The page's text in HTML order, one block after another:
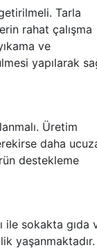
Tarla
rahat çalışma
ve
yapılarak
Üretim
daha
destekleme
ile sokakta gıda
yaşanmaktadır.